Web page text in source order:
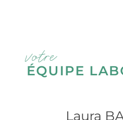
votre
ÉQUIPE
Laura